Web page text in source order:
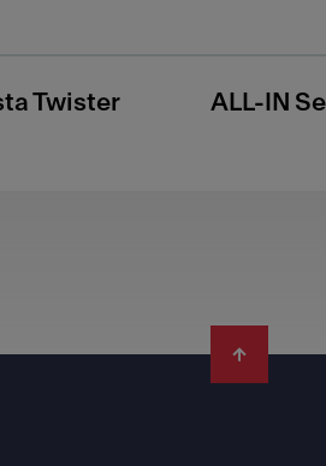
Twister
ALL-IN